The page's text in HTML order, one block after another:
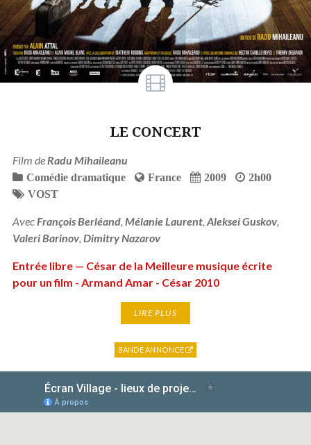
LE CONCERT
Film de Radu Mihaileanu
Comédie dramatique France 2009
2h00
VOST
Avec François Berléand, Mélanie Laurent, Aleksei Guskov,
Valeri Barinov, Dimitry Nazarov
Entrée libre — César de la Meilleure musique écrite
pour un film - Armand Amar - César 2010
LIRE PLUS
BANDE ANNONCE